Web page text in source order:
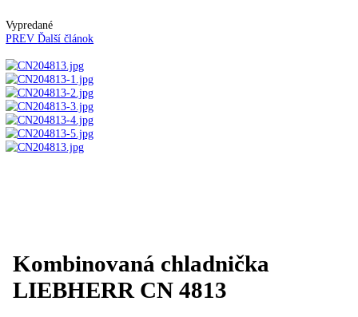
Uncategorized
ÚvodVoľne stojace spotrebiče
chladničkymraziak dole
LIEBHERR CN 4813